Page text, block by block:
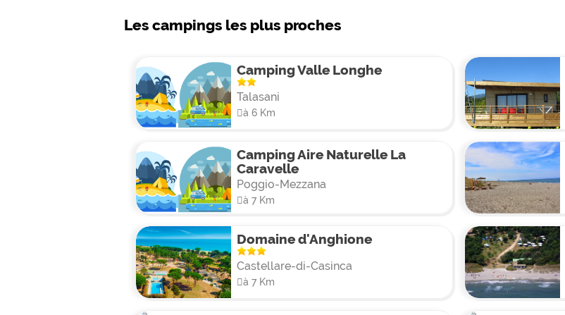
Les campings les plus proches
Camping Valle Longhe
Talasani
à 6 Km
Camping Aire Naturelle La
Caravelle
Poggio-Mezzana
à 7 Km
Domaine d'Anghione
Castellare-di-Casinca
à 7 Km